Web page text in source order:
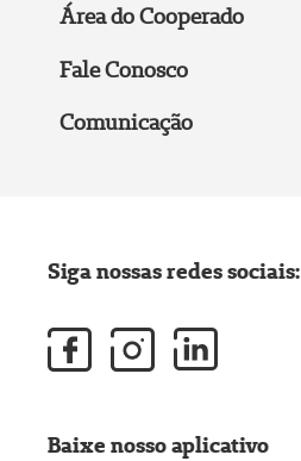
Área do Cooperado
Fale Conosco
Comunicação
Siga nossas redes sociais:
Baixe nosso aplicativo